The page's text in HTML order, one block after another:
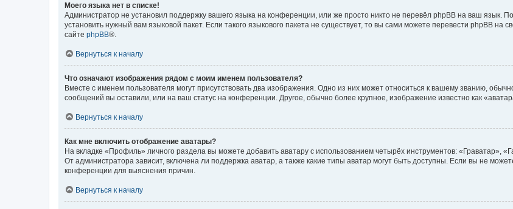
Моего языка нет в списке!
Администратор не установил поддержку вашего языка на конференции, или же просто никто не перевёл phpBB на ваш язык.
установить нужный вам языковой пакет. Если такого языкового пакета не существует, то вы сами можете перевести phpBB
сайте phpBB®.
Вернуться к началу
Что означают изображения рядом с моим именем пользователя?
Вместе с именем пользователя могут присутствовать два изображения. Одно из них может относиться к вашему званию,
сообщений вы оставили, или на ваш статус на конференции. Другое, обычно более крупное, изображение известно как
Вернуться к началу
Как мне включить отображение аватары?
На вкладке «Профиль» личного раздела вы можете добавить аватару с использованием четырёх инструментов: «Граватар»,
От администратора зависит, включена ли поддержка аватар, а также какие типы аватар могут быть доступны. Если вы не
конференции для выяснения причин.
Вернуться к началу